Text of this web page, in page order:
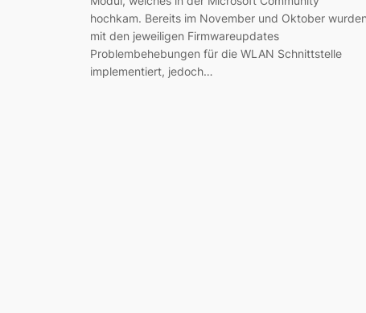
hochkam. Bereits im November und Oktober wurden
mit den jeweiligen Firmwareupdates
Problembehebungen für die WLAN Schnittstelle
implementiert, jedoch…